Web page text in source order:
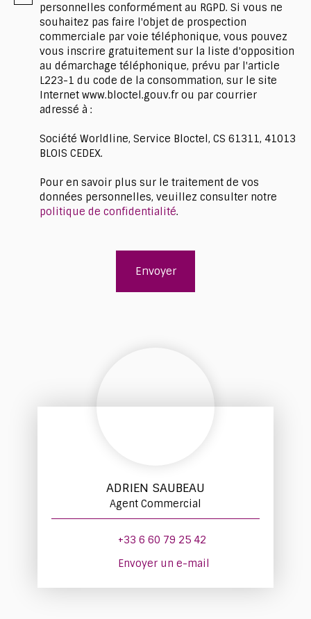
personnelles conformément au RGPD. Si vous ne
souhaitez pas faire l'objet de prospection
commerciale par voie téléphonique, vous pouvez
vous inscrire gratuitement sur la liste d'opposition
au démarchage téléphonique, prévu par l'article
L223-1 du code de la consommation, sur le site
Internet www.bloctel.gouv.fr ou par courrier
adressé à :
Société Worldline, Service Bloctel, CS 61311, 41013
BLOIS CEDEX.
Pour en savoir plus sur le traitement de vos
données personnelles, veuillez consulter notre
politique de confidentialité.
Envoyer
ADRIEN SAUBEAU
Agent Commercial
+33 6 60 79 25 42
Envoyer un e-mail